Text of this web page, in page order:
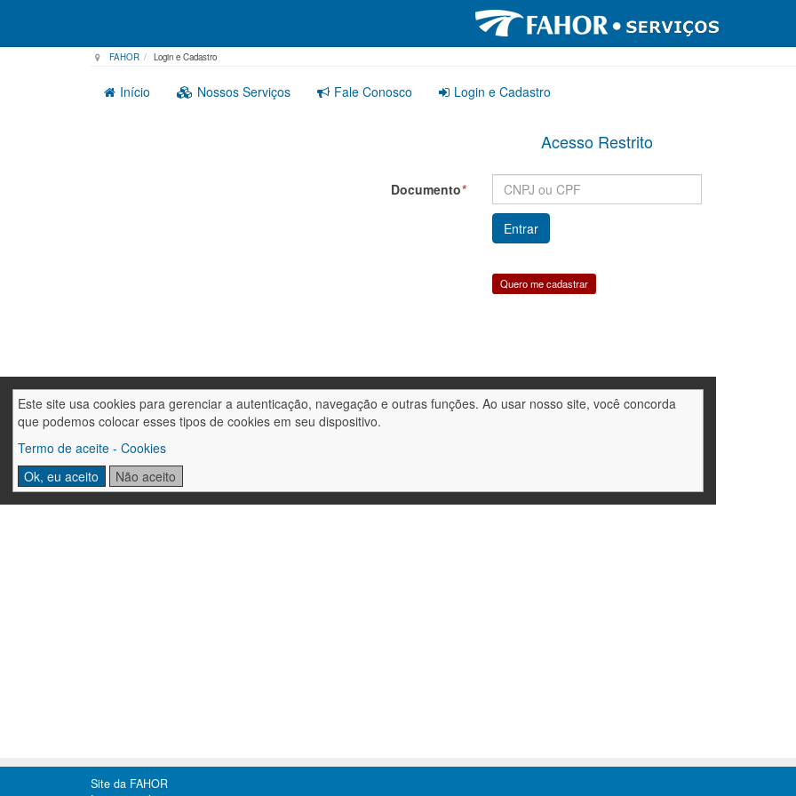
Este site usa cookies para gerenciar a autenticação, navegação e outras funções. Ao usar nosso site, você concorda
que podemos colocar esses tipos de cookies em seu dispositivo.
Termo de aceite - Cookies
Ok, eu aceito
Não aceito
FAHOR Login e Cadastro
Início Nossos Serviços Fale Conosco Login e Cadastro
Acesso Restrito
Documento*
Quero me cadastrar
Site da FAHOR